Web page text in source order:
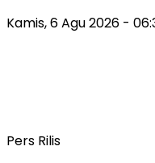
Kamis, 6 Agu 2026 -
Pers Rilis